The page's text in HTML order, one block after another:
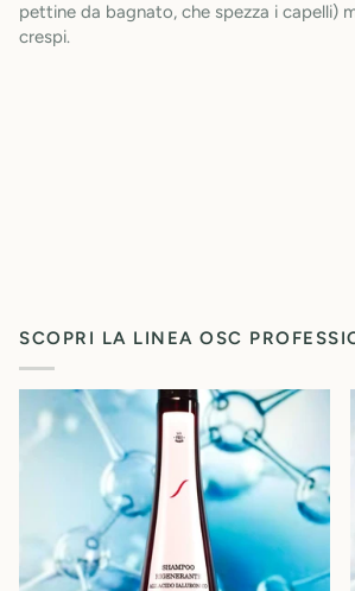
pettine da bagnato, che spezza i capelli)
crespi.
SCOPRI LA LINEA OSC